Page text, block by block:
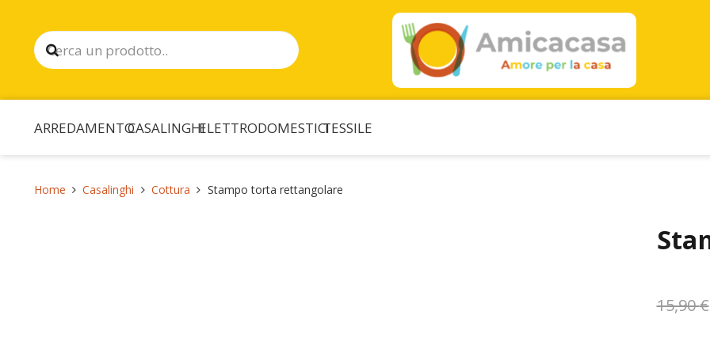
ARREDAMENTOCASALINGHIELETTRODOMESTICITESSILE
Home Casalinghi Cottura Stampo torta rettangolare
15,90€